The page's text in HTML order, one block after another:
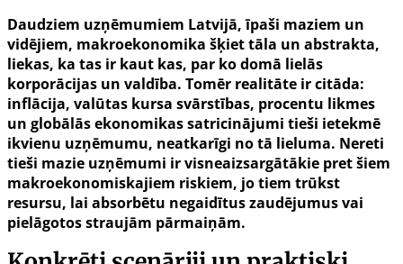
Daudziem uzņēmumiem Latvijā, īpaši maziem un
vidējiem, makroekonomika šķiet tāla un abstrakta,
liekas, ka tas ir kaut kas, par ko domā lielās
korporācijas un valdība. Tomēr realitāte ir citāda:
inflācija, valūtas kursa svārstības, procentu likmes
un globālās ekonomikas satricinājumi tieši ietekmē
ikvienu uzņēmumu, neatkarīgi no tā lieluma. Nereti
tieši mazie uzņēmumi ir visneaizsargātākie pret šiem
makroekonomiskajiem riskiem, jo tiem trūkst
resursu, lai absorbētu negaidītus zaudējumus vai
pielāgotos straujām pārmaiņām.